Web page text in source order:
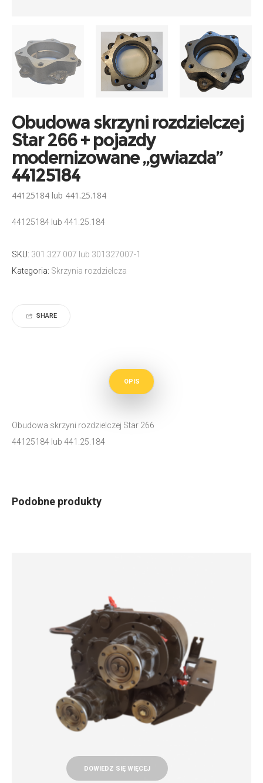
Obudowa skrzyni rozdzielczej
Star 266 + pojazdy
modernizowane „gwiazda”
44125184
44125184 lub 441.25.184
44125184 lub 441.25.184
SKU: 301.327.007 lub 301327007-1
Kategoria: Skrzynia rozdzielcza
SHARE
OPIS
Obudowa skrzyni rozdzielczej Star 266
44125184 lub 441.25.184
Podobne produkty
DOWIEDZ SIĘ WIĘCEJ